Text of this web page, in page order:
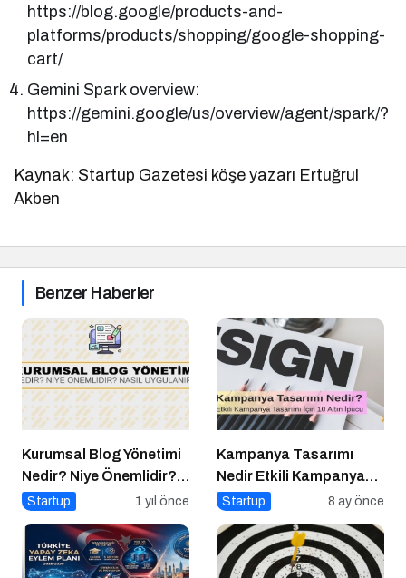
https://blog.google/products-and-
platforms/products/shopping/google-shopping-
cart/
Gemini Spark overview:
https://gemini.google/us/overview/agent/spark/?
hl=en
Kaynak: Startup Gazetesi köşe yazarı Ertuğrul
Akben
Benzer Haberler
Kurumsal Blog Yönetimi
Nedir? Niye Önemlidir?
Kurumsal Blog Yönetimi
Startup 1 yıl önce
Kampanya Tasarımı
Nedir Etkili Kampanya
Tasarımı İçin 10 Altın
Startup 8 ay önce